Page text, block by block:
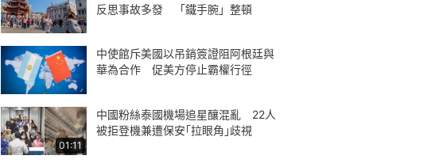
反思事故多發 「鐵手腕」整頓
中使館斥美國以吊銷簽證阻阿根廷與
華為合作 促美方停止霸權行徑
01:11
中國粉絲泰國機場追星釀混亂 22人
被拒登機兼遭保安｢拉眼角｣歧視